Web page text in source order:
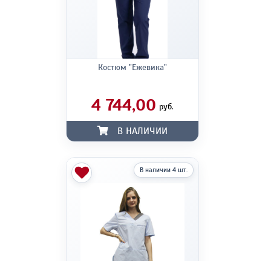
Костюм "Ежевика"
4 744,00 руб.
В НАЛИЧИИ
В наличии 4 шт.